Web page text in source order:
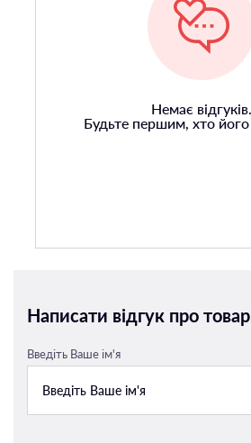
Немає відгуків.
Будьте першим, хто
Написати відгук про товар
Введіть Ваше ім'я